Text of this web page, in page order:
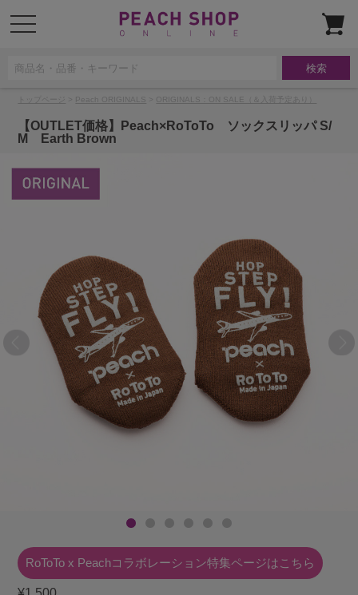
t
o
o
Peach ORIGINALS ORIGINALS：ON SALE（＆入荷予定あり）
【OUTLET価格】Peach×RoToTo ソックスリッパ S/
M Earth Brown
RoToTo x Peachコラボレーション特集ページはこちら